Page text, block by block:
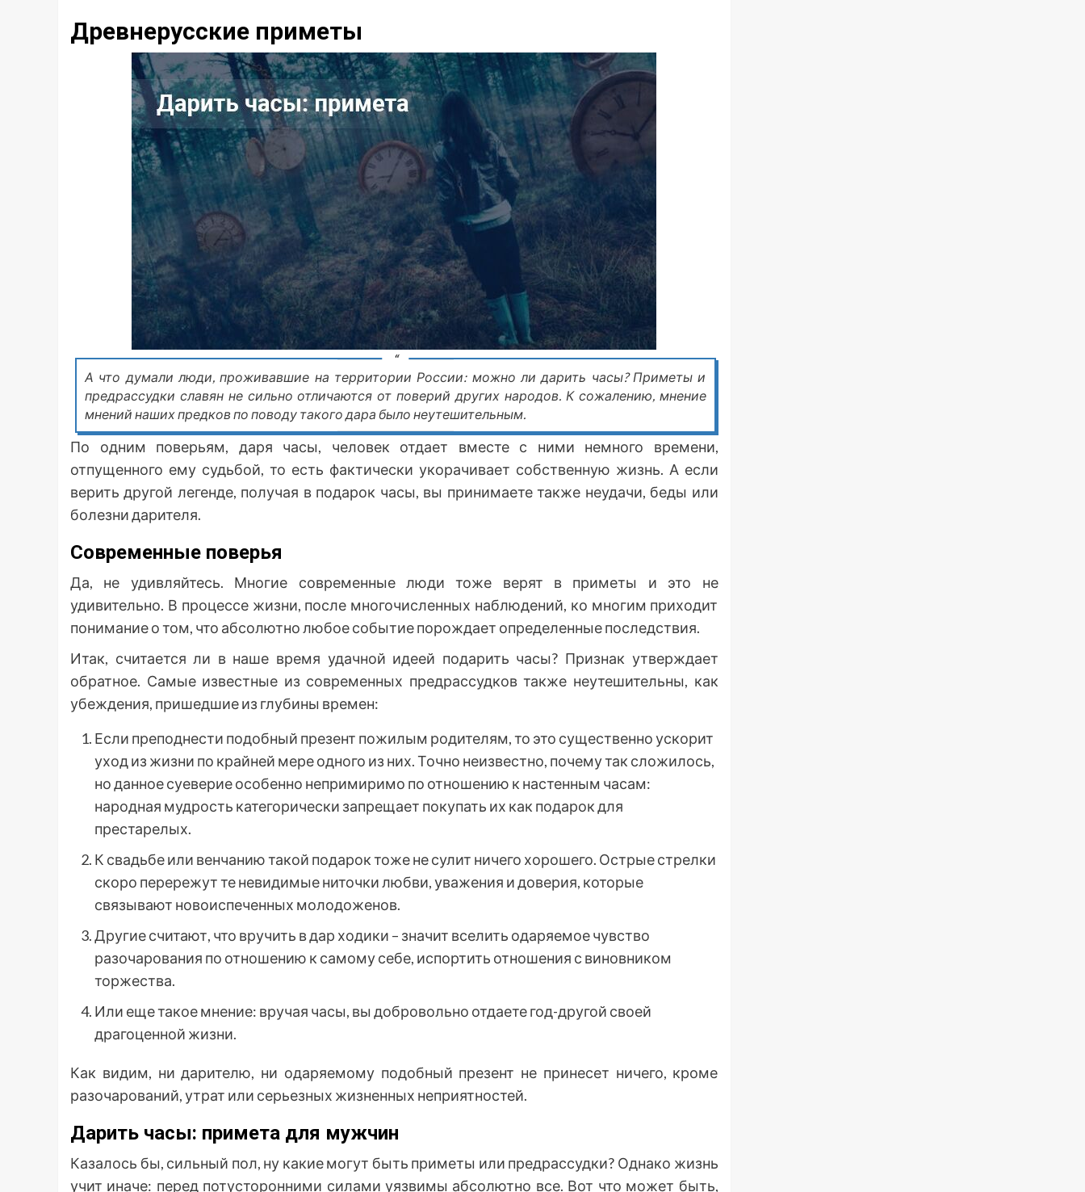
Древнерусские приметы
А что думали люди, проживавшие на территории России: можно ли дарить часы? Приметы и
предрассудки славян не сильно отличаются от поверий других народов. К сожалению, мнение
мнений наших предков по поводу такого дара было неутешительным.
По одним поверьям, даря часы, человек отдает вместе с ними немного времени,
отпущенного ему судьбой, то есть фактически укорачивает собственную жизнь. А если
верить другой легенде, получая в подарок часы, вы принимаете также неудачи, беды или
болезни дарителя.
Современные поверья
Да, не удивляйтесь. Многие современные люди тоже верят в приметы и это не
удивительно. В процессе жизни, после многочисленных наблюдений, ко многим приходит
понимание о том, что абсолютно любое событие порождает определенные последствия.
Итак, считается ли в наше время удачной идеей подарить часы? Признак утверждает
обратное. Самые известные из современных предрассудков также неутешительны, как
убеждения, пришедшие из глубины времен:
Если преподнести подобный презент пожилым родителям, то это существенно ускорит
уход из жизни по крайней мере одного из них. Точно неизвестно, почему так сложилось,
но данное суеверие особенно непримиримо по отношению к настенным часам:
народная мудрость категорически запрещает покупать их как подарок для
престарелых.
К свадьбе или венчанию такой подарок тоже не сулит ничего хорошего. Острые стрелки
скоро перережут те невидимые ниточки любви, уважения и доверия, которые
связывают новоиспеченных молодоженов.
Другие считают, что вручить в дар ходики – значит вселить одаряемое чувство
разочарования по отношению к самому себе, испортить отношения с виновником
торжества.
Или еще такое мнение: вручая часы, вы добровольно отдаете год-другой своей
драгоценной жизни.
Как видим, ни дарителю, ни одаряемому подобный презент не принесет ничего, кроме
разочарований, утрат или серьезных жизненных неприятностей.
Дарить часы: примета для мужчин
Казалось бы, сильный пол, ну какие могут быть приметы или предрассудки? Однако жизнь
учит иначе: перед потусторонними силами уязвимы абсолютно все. Вот что может быть,